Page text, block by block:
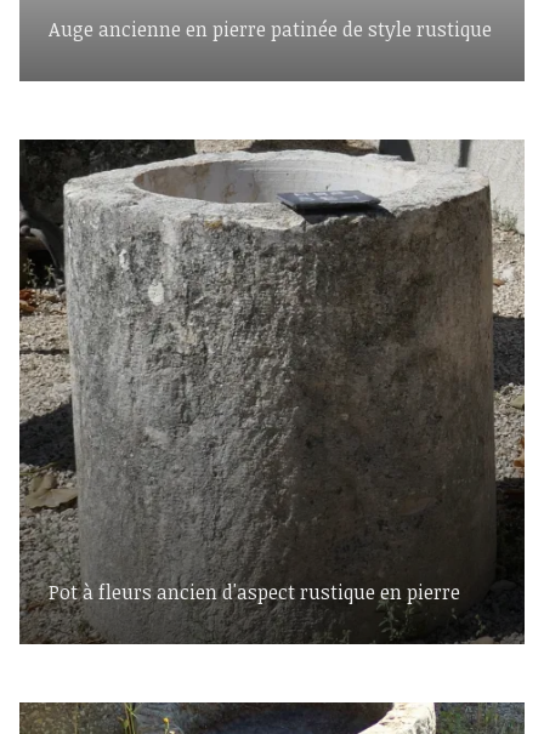
Auge ancienne en pierre patinée de style rustique
Pot à fleurs ancien d'aspect rustique en pierre